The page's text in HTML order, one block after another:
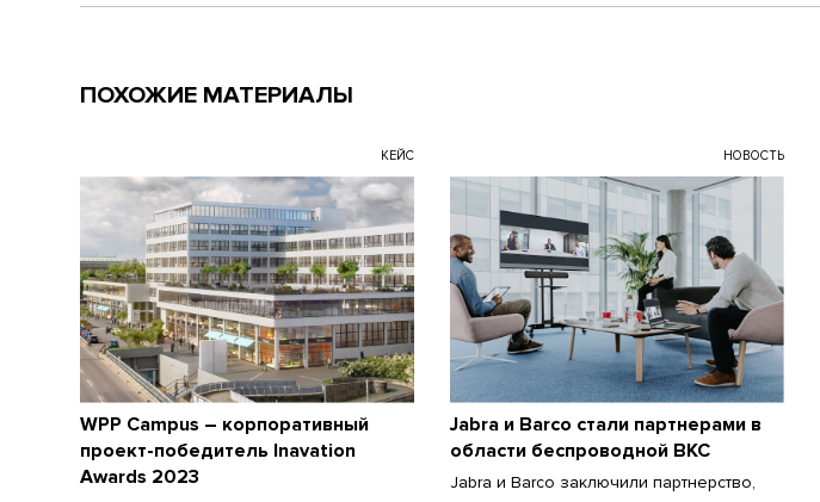
ПОХОЖИЕ МАТЕРИАЛЫ
КЕЙС
WPP Campus – корпоративный
проект-победитель Inavation
Awards 2023
НОВОСТЬ
Jabra и Barco стали партнерами в
области беспроводной ВКС
Jabra и Barco заключили партнерство,